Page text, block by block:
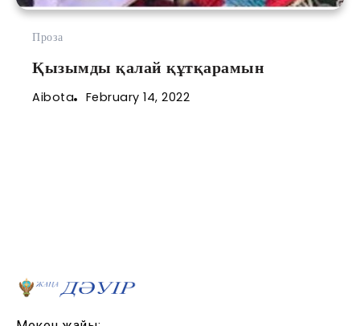
Проза
Қызымды қалай құтқарамын
Aibota February 14, 2022